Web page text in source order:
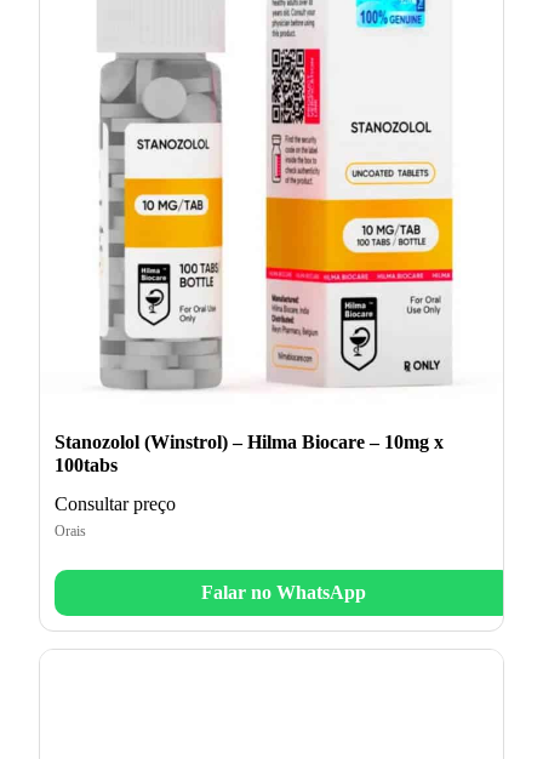
Stanozolol (Winstrol) – Hilma Biocare – 10mg x
100tabs
Consultar preço
Orais
Falar no WhatsApp